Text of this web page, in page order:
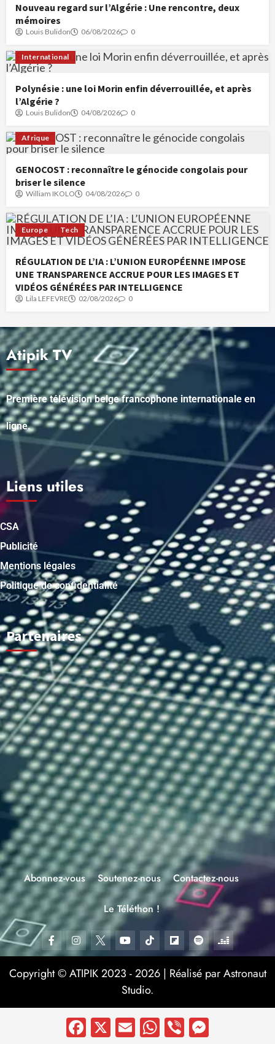
Nouveau regard sur l’Algérie : Une rencontre, deux
mémoires
Louis Bulidon 06/08/2026 0
International
Polynésie : une loi Morin enfin déverrouillée, et après
l’Algérie ?
Louis Bulidon 04/08/2026 0
Afrique
GENOCOST : reconnaître le génocide congolais pour
briser le silence
William IKOLO 04/08/2026 0
Europe Tech
RÉGULATION DE L’IA : L’UNION EUROPÉENNE IMPOSE
UNE TRANSPARENCE ACCRUE POUR LES IMAGES ET
VIDÉOS GÉNÉRÉES PAR INTELLIGENCE
Lila LEFEVRE 02/08/2026 0
Atipik TV
Première télévision belge francophone internationale en
ligne.
Liens utiles
CSA
Publicité
Mentions légales
Politique de confidentialité
Partenaires
Abonnez-vous Soutenez-nous Contactez-nous
Le Téléthon !
Copyright © ATIPIK 2023 - 2026 | Réalisé par Astronaut
Studio.
Facebook
X EmailWhatsApp
Viber